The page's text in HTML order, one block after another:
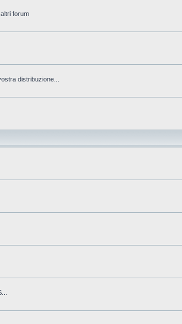
forum
distribuzione...